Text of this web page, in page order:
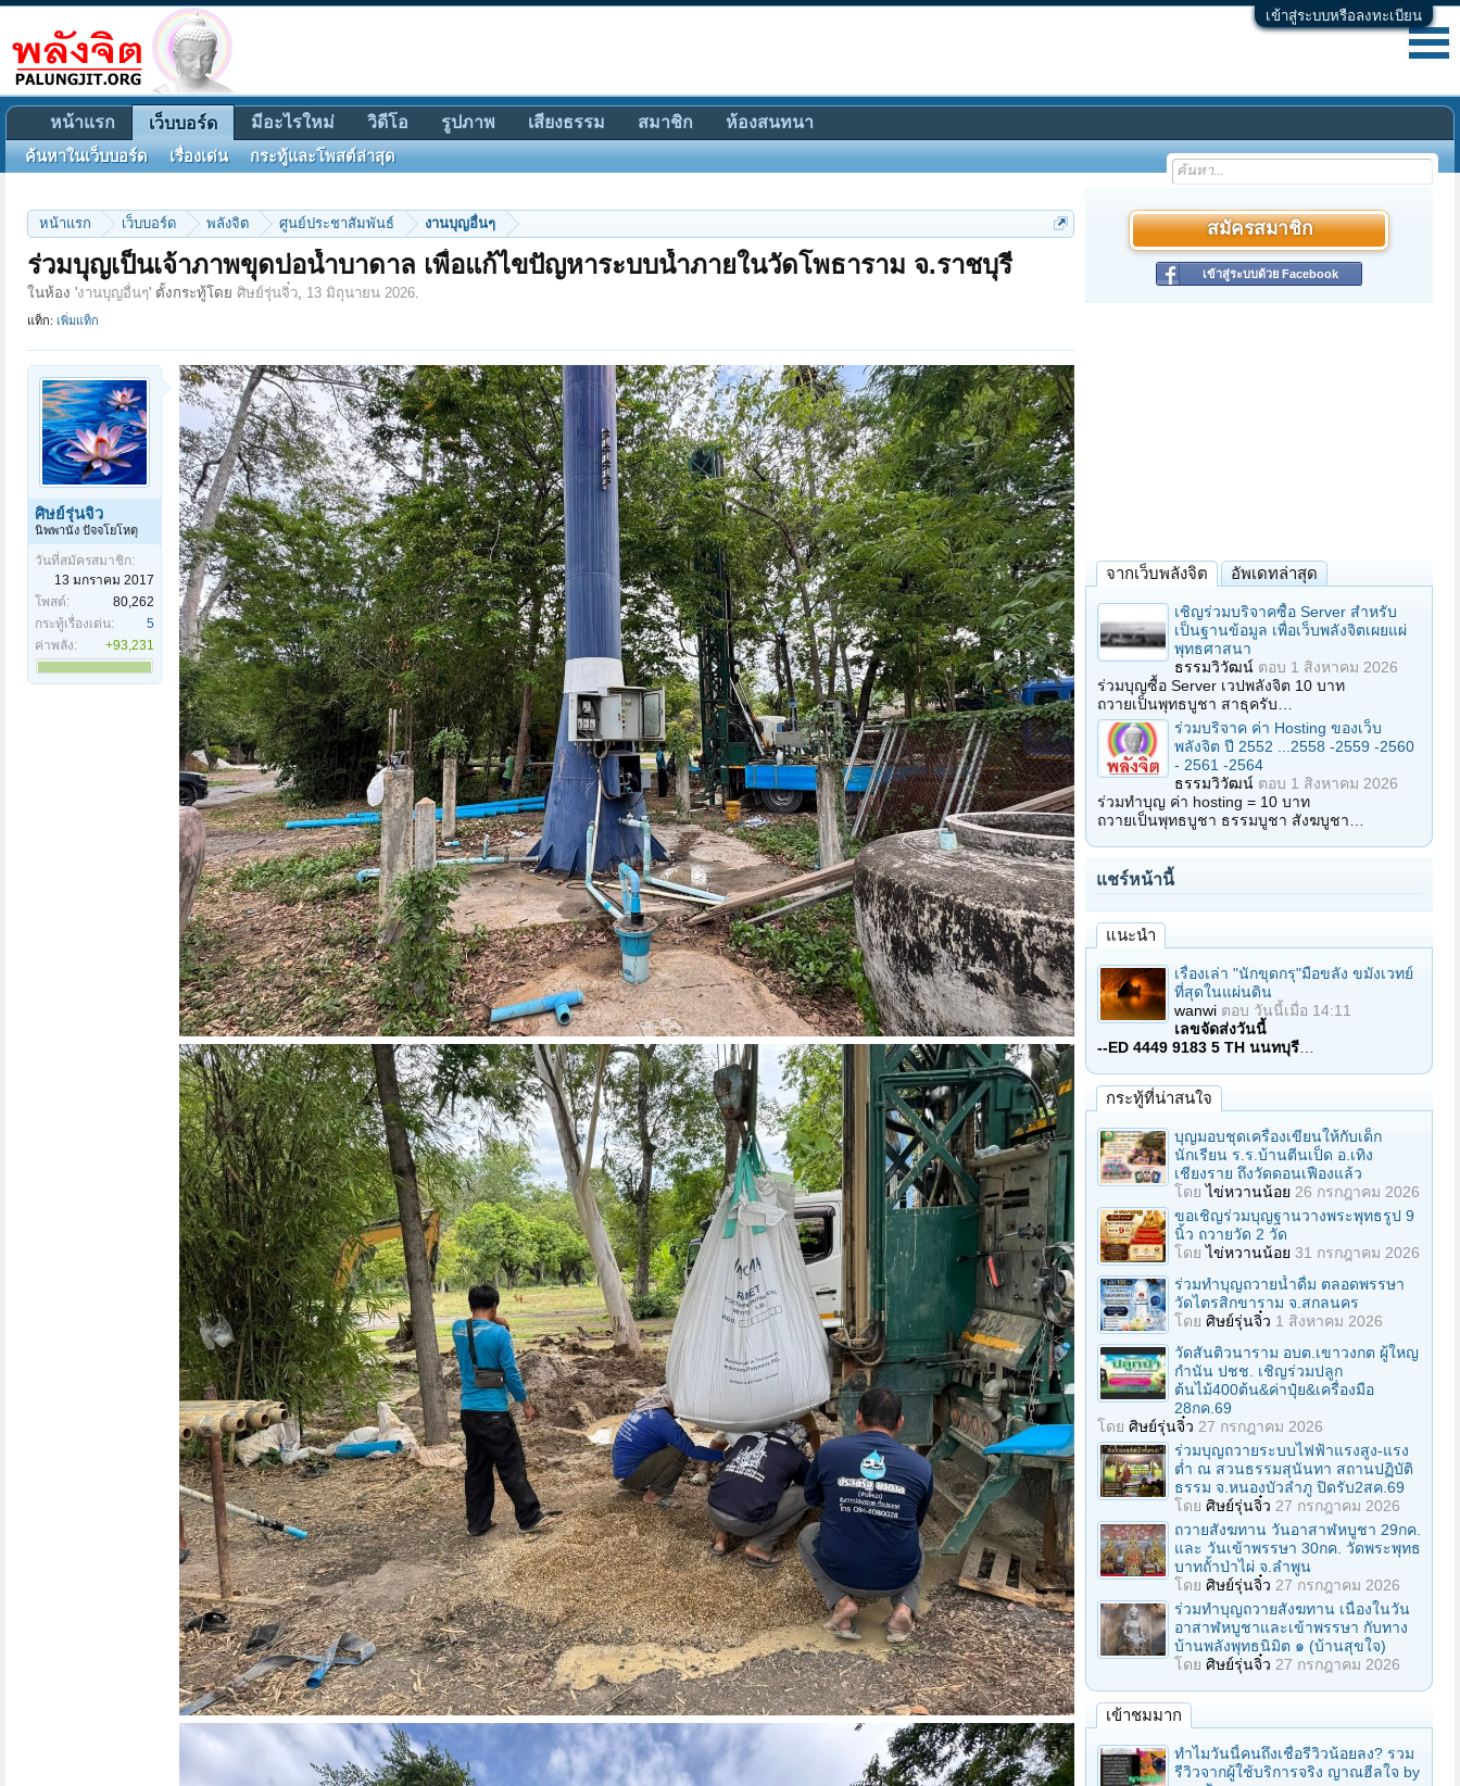
เข้าสู่ระบบหรือลงทะเบียน
หน้าแรก เว็บบอร์ด พลังจิต ศูนย์ประชาสัมพันธ์ งานบุญอื่นๆ
ร่วมบุญเป็นเจ้าภาพขุดบ่อน้ำบาดาล เพื่อแก้ไขปัญหาระบบน้ำภายในวัดโพธาราม จ.ราชบุรี
ในห้อง 'งานบุญอื่นๆ' ตั้งกระทู้โดย ศิษย์รุ่นจิ๋ว, 13 มิถุนายน 2026.
แท็ก: เพิ่มแท็ก
ศิษย์รุ่นจิ๋ว
นิพพานัง ปัจจโยโหตุ
วันที่สมัครสมาชิก:
13 มกราคม 2017
โพสต์:
80,262
กระทู้เรื่องเด่น:
5
ค่าพลัง:
+93,231
สมัครสมาชิก
เข้าสู่ระบบด้วย Facebook
จากเว็บพลังจิต อัพเดทล่าสุด
เชิญร่วมบริจาคซื้อ Server สำหรับ
เป็นฐานข้อมูล เพื่อเว็บพลังจิตเผยแผ่
พุทธศาสนา
ธรรมวิวัฒน์ ตอบ 1 สิงหาคม 2026
ร่วมบุญซื้อ Server เวปพลังจิต 10 บาท
ถวายเป็นพุทธบูชา สาธุครับ…
ร่วมบริจาค ค่า Hosting ของเว็บ
พลังจิต ปี 2552 ...2558 -2559 -2560
- 2561 -2564
ธรรมวิวัฒน์ ตอบ 1 สิงหาคม 2026
ร่วมทำบุญ ค่า hosting = 10 บาท
ถวายเป็นพุทธบูชา ธรรมบูชา สังฆบูชา…
แชร์หน้านี้
แนะนำ
เรื่องเล่า "นักขุดกรุ"มือขลัง ขมังเวทย์
ที่สุดในแผ่นดิน
wanwi ตอบ วันนี้เมื่อ 14:11
เลขจัดส่งวันนี้
--ED 4449 9183 5 TH นนทบุรี
กระทู้ที่น่าสนใจ
บุญมอบชุดเครื่องเขียนให้กับเด็ก
นักเรียน ร.ร.บ้านตีนเป็ด อ.เทิง
เชียงราย ถึงวัดดอนเฟืองแล้ว
โดยไข่หวานน้อย 26 กรกฎาคม 2026
ขอเชิญร่วมบุญฐานวางพระพุทธรูป 9
นิ้ว ถวายวัด 2 วัด
โดยไข่หวานน้อย 31 กรกฎาคม 2026
ร่วมทําบุญถวายน้ำดื่ม ตลอดพรรษา
วัดไตรสิกขาราม จ.สกลนคร
โดย ศิษย์รุ่นจิ๋ว 1 สิงหาคม 2026
วัดสันติวนาราม อบต.เขาวงกต ผู้ใหญ
กํานัน ปชช. เชิญร่วมปลูก
ต้นไม้400ต้น&ค่าปุ๋ย&เครื่องมือ
28กค.69
โดย ศิษย์รุ่นจิ๋ว 27 กรกฎาคม 2026
ร่วมบุญถวายระบบไฟฟ้าแรงสูง-แรง
ต่ำ ณ สวนธรรมสุนันทา สถานปฏิบัติ
ธรรม จ.หนองบัวลำภู ปิดรับ2สค.69
โดย ศิษย์รุ่นจิ๋ว 27 กรกฎาคม 2026
ถวายสังฆทาน วันอาสาฬหบูชา 29กค.
และ วันเข้าพรรษา 30กค. วัดพระพุทธ
บาทถั้าป่าไผ่ จ.ลําพูน
โดย ศิษย์รุ่นจิ๋ว 27 กรกฎาคม 2026
ร่วมทําบุญถวายสังฆทาน เนื่องในวัน
อาสาฬหบูชาและเข้าพรรษา กับทาง
บ้านพลังพุทธนิมิต ๑ (บ้านสุขใจ)
โดย ศิษย์รุ่นจิ๋ว 27 กรกฎาคม 2026
เข้าชมมาก
ทำไมวันนี้คนถึงเชื่อรีวิวน้อยลง? รวม
รีวิวจากผู้ใช้บริการจริง ญาณฮีลใจ by
หน้าแรก เว็บบอร์ด
ค้นหาในเว็บบอร์ด เรื่องเด่น กระทู้และโพสต์ล่าสุด
มีอะไรใหม่ วิดีโอ รูปภาพ เสียงธรรม สมาชิก ห้องสนทนา